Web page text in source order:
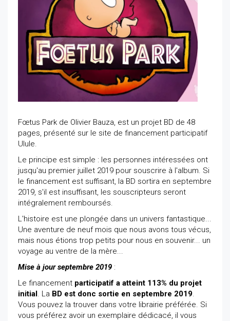
Fœtus Park de Olivier Bauza, est un projet BD de 48
pages, présenté sur le site de financement participatif
Ulule.
Le principe est simple : les personnes intéressées ont
jusqu'au premier juillet 2019 pour souscrire à l'album. Si
le financement est suffisant, la BD sortira en septembre
2019, s'il est insuffisant, les souscripteurs seront
intégralement remboursés.
L'histoire est une plongée dans un univers fantastique...
Une aventure de neuf mois que nous avons tous vécus,
mais nous étions trop petits pour nous en souvenir... un
voyage au ventre de la mère...
Mise à jour septembre 2019 :
Le financement participatif a atteint 113% du projet
initial. La BD est donc sortie en septembre 2019.
Vous pouvez la trouver dans votre librairie préférée. Si
vous préférez avoir un exemplaire dédicacé, il vous